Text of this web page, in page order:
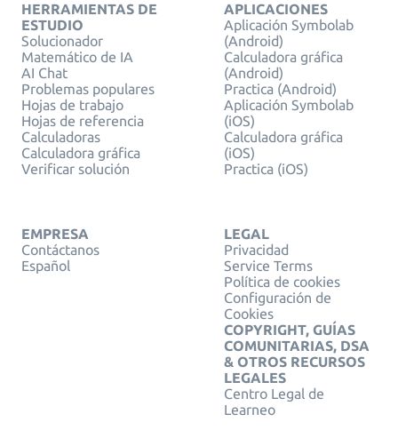
HERRAMIENTAS DE
ESTUDIO
Solucionador
Matemático de IA
AI Chat
Problemas populares
Hojas de trabajo
Hojas de referencia
Calculadoras
Calculadora gráfica
Verificar solución
APLICACIONES
Aplicación Symbolab
(Android)
Calculadora gráfica
(Android)
Practica (Android)
Aplicación Symbolab
(iOS)
Calculadora gráfica
(iOS)
Practica (iOS)
EMPRESA
Contáctanos
Español
LEGAL
Privacidad
Service Terms
Política de cookies
Configuración de
Cookies
COPYRIGHT, GUÍAS
COMUNITARIAS, DSA
& OTROS RECURSOS
LEGALES
Centro Legal de
Learneo